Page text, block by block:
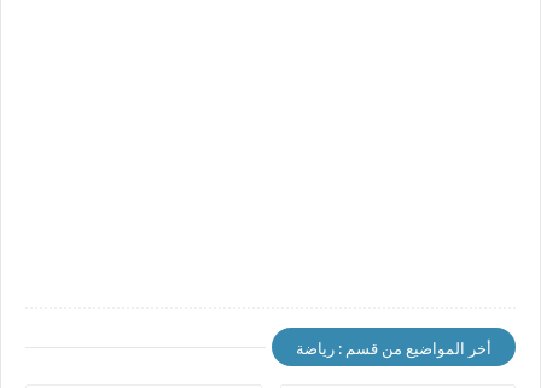
أخر المواضيع من قسم : رياضة